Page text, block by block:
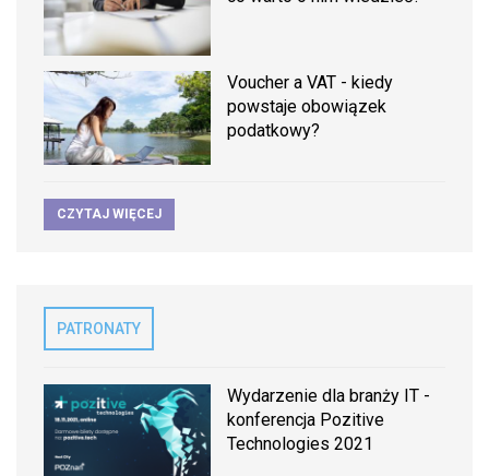
Voucher a VAT - kiedy
powstaje obowiązek
podatkowy?
CZYTAJ WIĘCEJ
PATRONATY
Wydarzenie dla branży IT -
konferencja Pozitive
Technologies 2021